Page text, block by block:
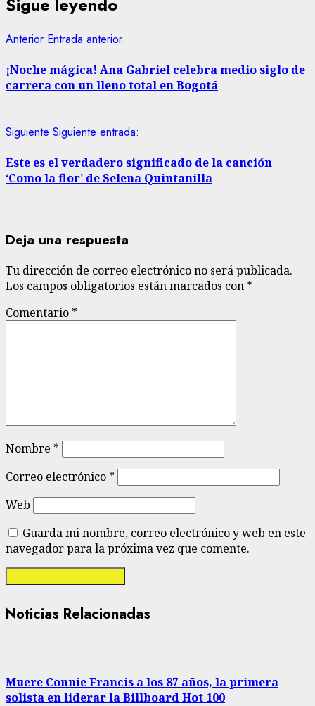
Anterior Entrada anterior:
¡Noche mágica! Ana Gabriel celebra medio siglo de
carrera con un lleno total en Bogotá
Siguiente Siguiente entrada:
Este es el verdadero significado de la canción
‘Como la flor’ de Selena Quintanilla
Deja una respuesta
Tu dirección de correo electrónico no será publicada.
Los campos obligatorios están marcados con *
Comentario *
Nombre *
Correo electrónico *
Web
Guarda mi nombre, correo electrónico y web en este
navegador para la próxima vez que comente.
Noticias Relacionadas
Muere Connie Francis a los 87 años, la primera
solista en liderar la Billboard Hot 100